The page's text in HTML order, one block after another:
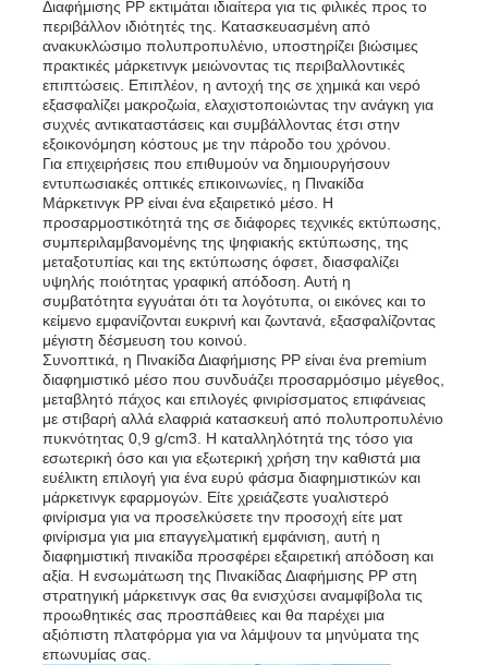
Σωλήνες PP
Συσκευές σωλήνων από πολυπροπυλένιο
Διαφήμισης PP εκτιμάται ιδιαίτερα για τις φιλικές προς το
περιβάλλον ιδιότητές της. Κατασκευασμένη από
ανακυκλώσιμο πολυπροπυλένιο, υποστηρίζει βιώσιμες
πρακτικές μάρκετινγκ μειώνοντας τις περιβαλλοντικές
επιπτώσεις. Επιπλέον, η αντοχή της σε χημικά και νερό
εξασφαλίζει μακροζωία, ελαχιστοποιώντας την ανάγκη για
συχνές αντικαταστάσεις και συμβάλλοντας έτσι στην
εξοικονόμηση κόστους με την πάροδο του χρόνου.
Για επιχειρήσεις που επιθυμούν να δημιουργήσουν
εντυπωσιακές οπτικές επικοινωνίες, η Πινακίδα
Μάρκετινγκ PP είναι ένα εξαιρετικό μέσο. Η
προσαρμοστικότητά της σε διάφορες τεχνικές εκτύπωσης,
συμπεριλαμβανομένης της ψηφιακής εκτύπωσης, της
μεταξοτυπίας και της εκτύπωσης όφσετ, διασφαλίζει
υψηλής ποιότητας γραφική απόδοση. Αυτή η
συμβατότητα εγγυάται ότι τα λογότυπα, οι εικόνες και το
κείμενο εμφανίζονται ευκρινή και ζωντανά, εξασφαλίζοντας
μέγιστη δέσμευση του κοινού.
Συνοπτικά, η Πινακίδα Διαφήμισης PP είναι ένα premium
διαφημιστικό μέσο που συνδυάζει προσαρμόσιμο μέγεθος,
μεταβλητό πάχος και επιλογές φινιρίσσματος επιφάνειας
με στιβαρή αλλά ελαφριά κατασκευή από πολυπροπυλένιο
πυκνότητας 0,9 g/cm3. Η καταλληλότητά της τόσο για
εσωτερική όσο και για εξωτερική χρήση την καθιστά μια
ευέλικτη επιλογή για ένα ευρύ φάσμα διαφημιστικών και
μάρκετινγκ εφαρμογών. Είτε χρειάζεστε γυαλιστερό
φινίρισμα για να προσελκύσετε την προσοχή είτε ματ
φινίρισμα για μια επαγγελματική εμφάνιση, αυτή η
διαφημιστική πινακίδα προσφέρει εξαιρετική απόδοση και
αξία. Η ενσωμάτωση της Πινακίδας Διαφήμισης PP στη
στρατηγική μάρκετινγκ σας θα ενισχύσει αναμφίβολα τις
προωθητικές σας προσπάθειες και θα παρέχει μια
αξιόπιστη πλατφόρμα για να λάμψουν τα μηνύματα της
επωνυμίας σας.